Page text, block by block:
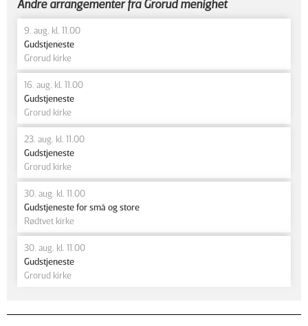
Andre arrangementer fra Grorud menighet
9. aug. kl. 11.00
Gudstjeneste
Grorud kirke
16. aug. kl. 11.00
Gudstjeneste
Grorud kirke
23. aug. kl. 11.00
Gudstjeneste
Grorud kirke
30. aug. kl. 11.00
Gudstjeneste for små og store
Rødtvet kirke
30. aug. kl. 11.00
Gudstjeneste
Grorud kirke